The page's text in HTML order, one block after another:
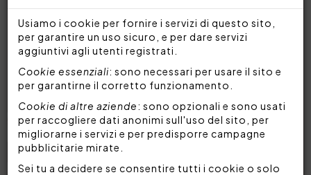
Usiamo i cookie per fornire i servizi di questo sito,
per garantire un uso sicuro, e per dare servizi
aggiuntivi agli utenti registrati.
Cookie essenziali: sono necessari per usare il sito e
per garantirne il corretto funzionamento.
Cookie di altre aziende: sono opzionali e sono usati
per raccogliere dati anonimi sull'uso del sito, per
migliorarne i servizi e per predisporre campagne
pubblicitarie mirate.
Sei tu a decidere se consentire tutti i cookie o solo